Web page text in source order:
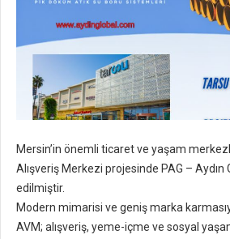
Mersin’in önemli ticaret ve yaşam
Alışveriş Merkezi projesinde PAG –
edilmiştir.
Modern mimarisi ve geniş marka
AVM; alışveriş, yeme-içme ve sosyal